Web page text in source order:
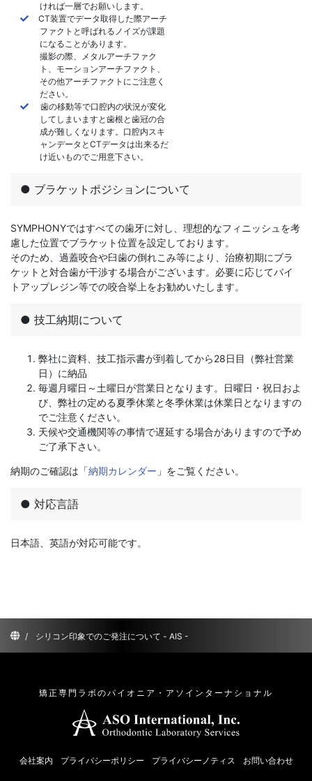
ければ一層でお願いします。
CT装置でデータ取得した際アーチ
ファクトと呼ばれるノイズが課題
になることがあります。
撮影の際、メタルアーチファク
ト、モーションアーチファクト、
その他アーチファクトにご注意く
ださい。
歯の移動等で口腔内の状況が変化
してしまいますと歯根と歯冠の合
成が難しくなります。口腔内スキ
ャンデータとCTデータは出来るだ
け近いものでご用意下さい。
● ブラケットポジションについて
SYMPHONYではすべての歯牙に対し、理想的なフィニッシュを考
慮した位置でブラケット位置を設定しております。
そのため、過蓋咬合や臼歯の倒れこみ等により、治療初期にブラ
ケットと対合歯が干渉する場合がございます。必要に応じてバイ
トアップレジン等での咬合挙上をお勧めいたします。
● 技工納期について
弊社に資料、技工指示書が到着してから28日目（弊社営業
日）に納品
毎週月曜日～土曜日が営業日となります。日曜日・祝日およ
び、弊社の定める夏季休業と冬季休業は休業日となりますの
でご注意ください。
天候や交通機関等の事情で遅延する場合がありますので予め
ご了承下さい。
納期のご確認は「納期カレンダー 」をご覧ください。
● 対応言語
日本語、英語が対応可能です。
/ シリコン印象でのご発注について - AIS -
矯正専門ラボのパイオニア・アソインターナショナル
会社案内 プライバシーポリシー プライバシーノティス お問い合わせ